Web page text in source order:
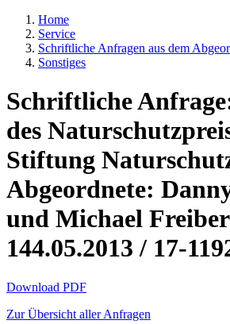
Home
Service
Schriftliche Anfragen aus dem
Sonstiges
Schriftliche
des
Stiftung
Abgeordnete:
und Michael
144.05.2013 / 17-
Download PDF
Zur Übersicht aller Anfragen